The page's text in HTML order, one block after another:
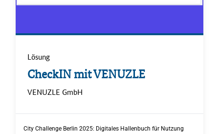
Lösung
.CheckIN mit VENUZLE
.VENUZLE GmbH
City Challenge Berlin 2025: Digitales Hallenbuch für Nutzung